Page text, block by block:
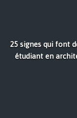
25 signes qui font
étudiant en